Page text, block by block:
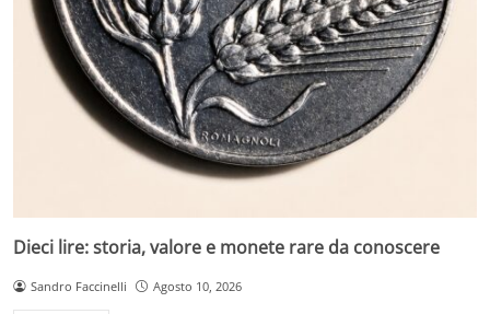
Dieci lire: storia, valore e monete rare da conoscere
Sandro Faccinelli Agosto 10, 2026